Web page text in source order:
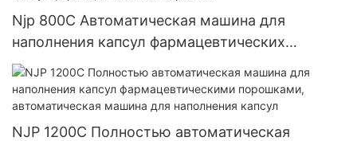
Njp 800C Автоматическая машина для
наполнения капсул фармацевтических
порошков
NJP 1200C Полностью автоматическая